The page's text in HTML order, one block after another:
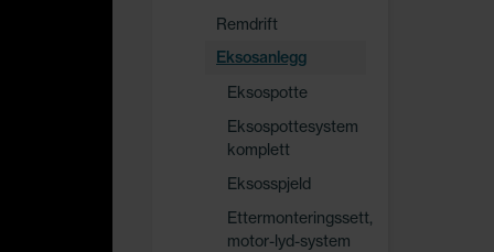
Remdrift
Eksosanlegg
Eksospotte
Eksospottesystem
komplett
Eksosspjeld
Ettermonteringssett,
motor-lyd-system